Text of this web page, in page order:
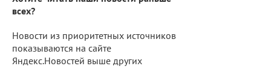
всех?
Новости из приоритетных источников
показываются на сайте
Яндекс.Новостей выше других